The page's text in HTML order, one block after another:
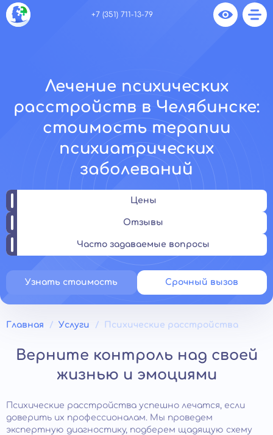
+7 (351) 711-13-79
Лечение психических
расстройств в Челябинске:
стоимость терапии
психиатрических
заболеваний
Цены
Отзывы
Часто задаваемые вопросы
Узнать стоимость Срочный вызов
Главная Услуги Психические расстройства
Верните контроль над своей
жизнью и эмоциями
Психические расстройства успешно лечатся, если
доверить их профессионалам. Мы проведем
экспертную диагностику, подберем щадящую схему